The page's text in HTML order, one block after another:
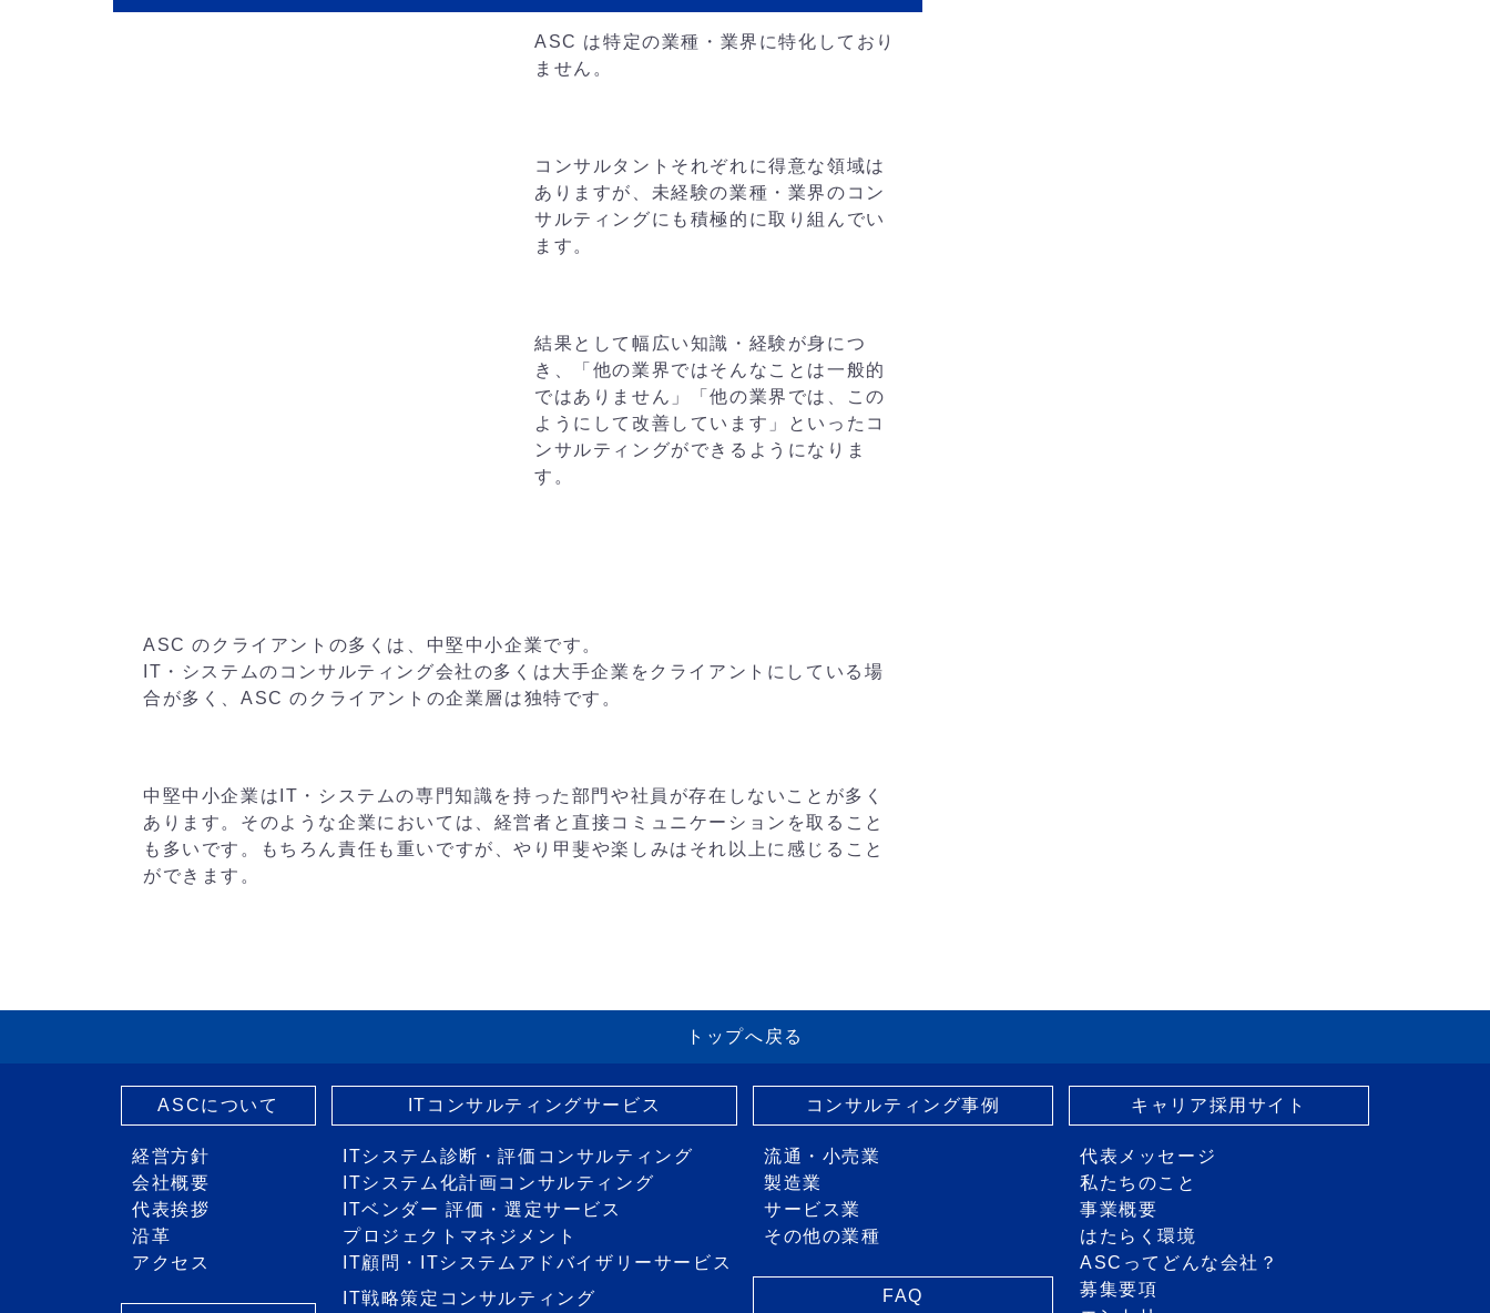
ASC は特定の業種・業界に特化しており
ません。
コンサルタントそれぞれに得意な領域は
ありますが、未経験の業種・業界のコン
サルティングにも積極的に取り組んでい
ます。
結果として幅広い知識・経験が身につ
き、「他の業界ではそんなことは一般的
ではありません」「他の業界では、この
ようにして改善しています」といったコ
ンサルティングができるようになりま
す。
ASC のクライアントの多くは、中堅中小企業です。
IT・システムのコンサルティング会社の多くは大手企業をクライアントにしている場
合が多く、ASC のクライアントの企業層は独特です。
中堅中小企業はIT・システムの専門知識を持った部門や社員が存在しないことが多く
あります。そのような企業においては、経営者と直接コミュニケーションを取ること
も多いです。もちろん責任も重いですが、やり甲斐や楽しみはそれ以上に感じること
ができます。
トップへ戻る
ASCについて
経営方針
会社概要
代表挨拶
沿革
アクセス
ITコンサルティングサービス
ITシステム診断・評価コンサルティング
ITシステム化計画コンサルティング
ITベンダー 評価・選定サービス
プロジェクトマネジメント
IT顧問・ITシステムアドバイザリーサービス
IT戦略策定コンサルティング
コンサルティング事例
流通・小売業
製造業
サービス業
その他の業種
FAQ
キャリア採用サイト
代表メッセージ
私たちのこと
事業概要
はたらく環境
ASCってどんな会社？
募集要項